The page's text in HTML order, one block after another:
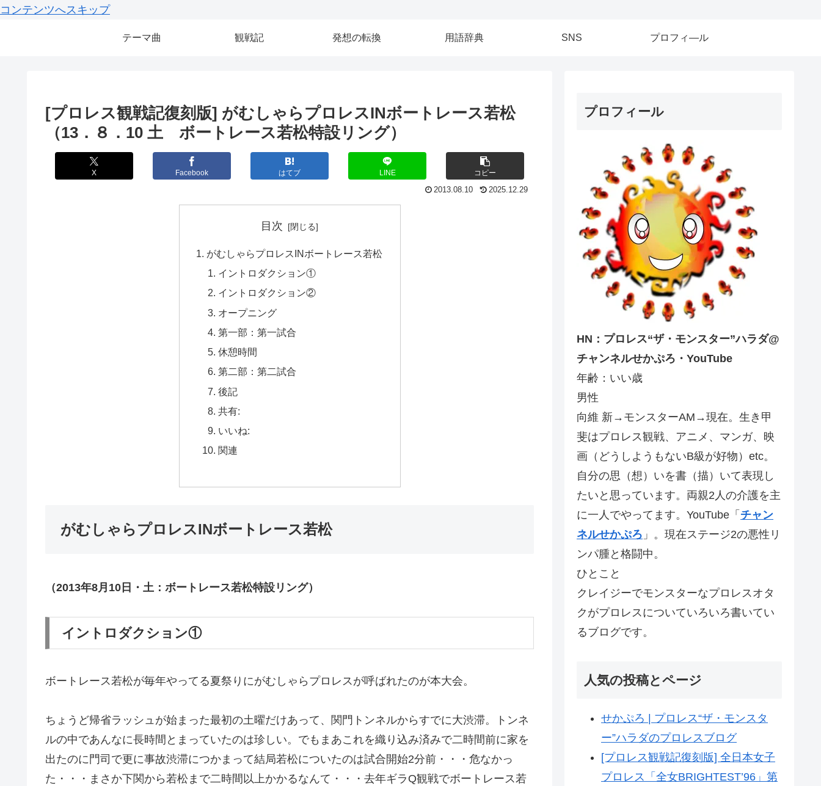
コンテンツへスキップ
テーマ曲 観戦記 発想の転換 用語辞典 SNS プロフィ―ル
[プロレス観戦記復刻版] がむしゃらプロレスINボートレース若松
（13．８．10 土 ボートレース若松特設リング）
X Facebook はてブ LINE コピー
2013.08.10 2025.12.29
目次
がむしゃらプロレスINボートレース若松
イントロダクション①
イントロダクション②
オープニング
第一部：第一試合
休憩時間
第二部：第二試合
後記
共有:
いいね:
関連
がむしゃらプロレスINボートレース若松
（2013年8月10日・土：ボートレース若松特設リング）
イントロダクション①
ボートレース若松が毎年やってる夏祭りにがむしゃらプロレスが呼ばれたのが本大会。
ちょうど帰省ラッシュが始まった最初の土曜だけあって、関門トンネルからすでに大渋滞。トンネ
ルの中であんなに長時間とまっていたのは珍しい。でもまあこれを織り込み済みで二時間前に家を
出たのに門司で更に事故渋滞につかまって結局若松についたのは試合開始2分前・・・危なかっ
た・・・まさか下関から若松まで二時間以上かかるなんて・・・去年ギラQ観戦でボートレース若
プロフィール
HN：プロレス“ザ・モンスター”ハラダ@
チャンネルせかぷろ・YouTube
年齢：いい歳
男性
向維 新→モンスターAM→現在。生き甲
斐はプロレス観戦、アニメ、マンガ、映
画（どうしようもないB級が好物）etc。
自分の思（想）いを書（描）いて表現し
たいと思っています。両親2人の介護を主
に一人でやってます。YouTube「 チャン
ネルせかぷろ 」。現在ステージ2の悪性リ
ンパ腫と格闘中。
ひとこと
クレイジーでモンスターなプロレスオタ
クがプロレスについていろいろ書いてい
るブログです。
人気の投稿とページ
せかぷろ | プロレス“ザ・モンスタ
ー”ハラダのプロレスブログ
[プロレス観戦記復刻版] 全日本女子
プロレス「全女BRIGHTEST’96」第